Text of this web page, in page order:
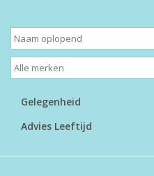
Back to School
Puzzels & Spellen
Gelegenheid
Advies Leeftijd